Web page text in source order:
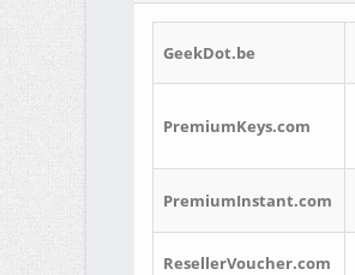
GeekDot.be
PremiumKeys.com
PremiumInstant.com
ResellerVoucher.com